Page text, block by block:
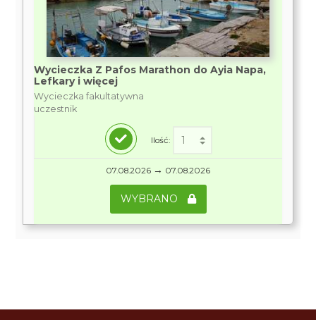
Wycieczka Z Pafos Marathon do Ayia Napa,
Lefkary i więcej
Wycieczka fakultatywna
uczestnik
Ilość:
07.08.2026 → 07.08.2026
WYBRANO